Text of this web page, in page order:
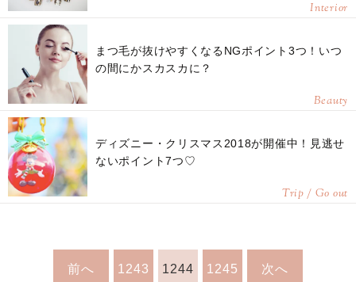
Interior
まつ毛が抜けやすくなるNGポイント3つ！いつ
の間にかスカスカに？
Beauty
ディズニー・クリスマス2018が開催中！見逃せ
ないポイント7つ♡
Trip / Go out
前へ 1243 1244 1245 次へ